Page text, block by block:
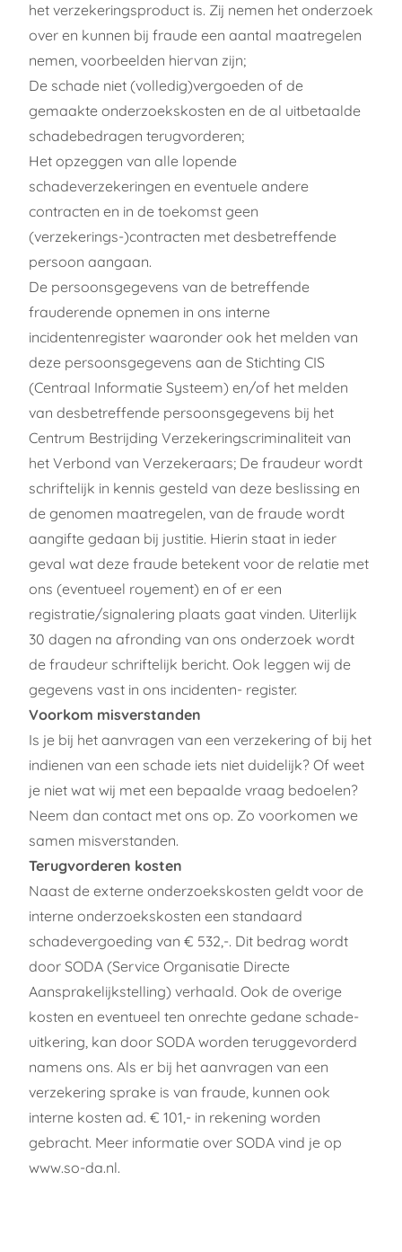
het verzekeringsproduct is. Zij nemen het onderzoek
over en kunnen bij fraude een aantal maatregelen
nemen, voorbeelden hiervan zijn;
De schade niet (volledig)vergoeden of de
gemaakte onderzoekskosten en de al uitbetaalde
schadebedragen terugvorderen;
Het opzeggen van alle lopende
schadeverzekeringen en eventuele andere
contracten en in de toekomst geen
(verzekerings-)contracten met desbetreffende
persoon aangaan.
De persoonsgegevens van de betreffende
frauderende opnemen in ons interne
incidentenregister waaronder ook het melden van
deze persoonsgegevens aan de Stichting CIS
(Centraal Informatie Systeem) en/of het melden
van desbetreffende persoonsgegevens bij het
Centrum Bestrijding Verzekeringscriminaliteit van
het Verbond van Verzekeraars; De fraudeur wordt
schriftelijk in kennis gesteld van deze beslissing en
de genomen maatregelen, van de fraude wordt
aangifte gedaan bij justitie. Hierin staat in ieder
geval wat deze fraude betekent voor de relatie met
ons (eventueel royement) en of er een
registratie/signalering plaats gaat vinden. Uiterlijk
30 dagen na afronding van ons onderzoek wordt
de fraudeur schriftelijk bericht. Ook leggen wij de
gegevens vast in ons incidenten- register.
Voorkom misverstanden
Is je bij het aanvragen van een verzekering of bij het
indienen van een schade iets niet duidelijk? Of weet
je niet wat wij met een bepaalde vraag bedoelen?
Neem dan contact met ons op. Zo voorkomen we
samen misverstanden.
Terugvorderen kosten
Naast de externe onderzoekskosten geldt voor de
interne onderzoekskosten een standaard
schadevergoeding van € 532,-. Dit bedrag wordt
door SODA (Service Organisatie Directe
Aansprakelijkstelling) verhaald. Ook de overige
kosten en eventueel ten onrechte gedane schade-
uitkering, kan door SODA worden teruggevorderd
namens ons. Als er bij het aanvragen van een
verzekering sprake is van fraude, kunnen ook
interne kosten ad. € 101,- in rekening worden
gebracht. Meer informatie over SODA vind je op
www.so-da.nl.